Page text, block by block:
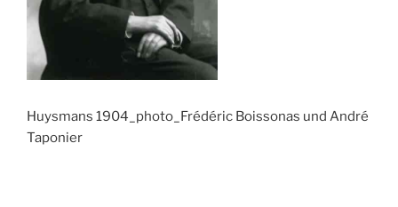
Huysmans 1904_photo_Frédéric Boissonas und André
Taponier